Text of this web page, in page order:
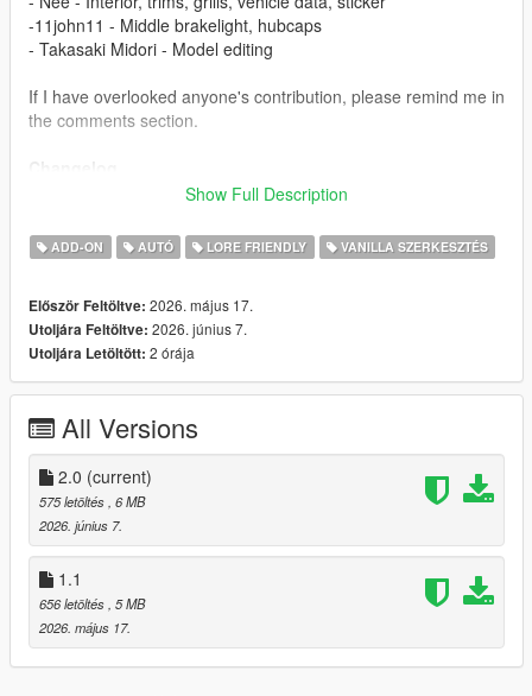
-11john11 - Middle brakelight, hubcaps
- Takasaki Midori - Model editing
If I have overlooked anyone's contribution, please remind me in
the comments section.
2.0
- New headlights and front grille
Installation
1.copy the 'tm_stanier97' folder to the file path
"mods/update/x64/dlcpacks/"
"mods/update/update.rpf/common/data/". Add "<
Item>dlcpacks:/tm_stanier97/< /Item>"
3.Remember to save the file and enjoy it.
Show Full Description
ADD-ON AUTÓ LORE FRIENDLY VANILLA SZERKESZTÉS
Először Feltöltve: 2026. május 17.
Utoljára Feltöltve: 2026. június 7.
Utoljára Letöltött: 2 órája
All Versions
2.0 (current)
575 letöltés , 6 MB
2026. június 7.
1.1
656 letöltés , 5 MB
2026. május 17.